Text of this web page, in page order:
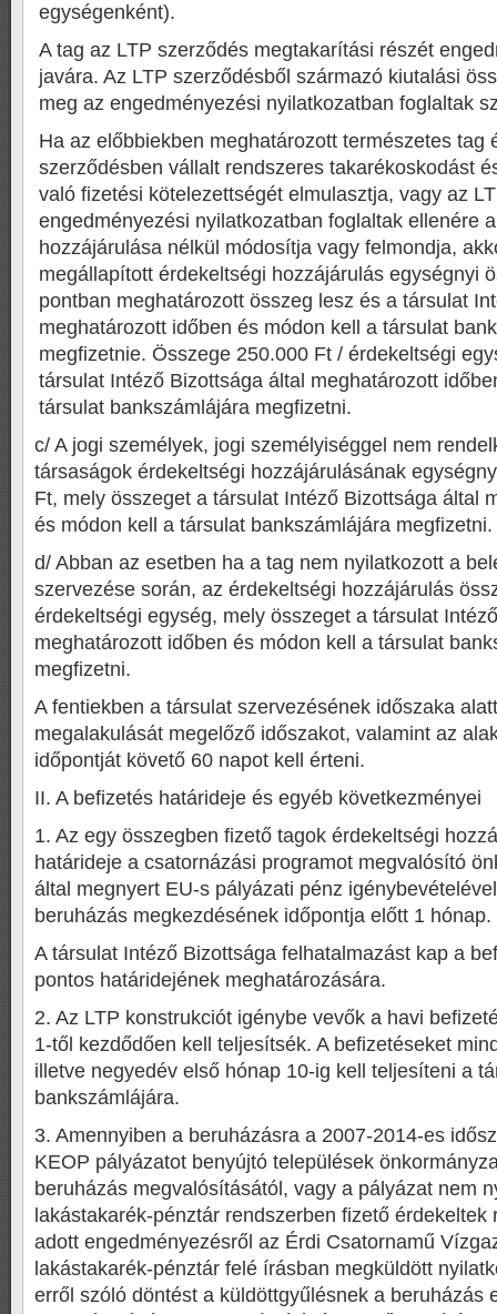
egységenként).
A tag az LTP szerződés megtakarítási részét
javára. Az LTP szerződésből származó kiutalási
meg az engedményezési nyilatkozatban foglaltak
Ha az előbbiekben meghatározott természetes tag
szerződésben vállalt rendszeres takarékoskodást
való fizetési kötelezettségét elmulasztja, vagy az
engedményezési nyilatkozatban foglaltak ellenére
hozzájárulása nélkül módosítja vagy felmondja,
megállapított érdekeltségi hozzájárulás egységnyi
pontban meghatározott összeg lesz és a társulat
meghatározott időben és módon kell a társulat
megfizetnie. Összege 250.000 Ft / érdekeltségi
társulat Intéző Bizottsága által meghatározott
társulat bankszámlájára megfizetni.
c/ A jogi személyek, jogi személyiséggel nem
társaságok érdekeltségi hozzájárulásának
Ft, mely összeget a társulat Intéző Bizottsága által
és módon kell a társulat bankszámlájára megfizetni.
d/ Abban az esetben ha a tag nem nyilatkozott a
szervezése során, az érdekeltségi hozzájárulás
érdekeltségi egység, mely összeget a társulat
meghatározott időben és módon kell a társulat
megfizetni.
A fentiekben a társulat szervezésének időszaka
megalakulását megelőző időszakot, valamint az
időpontját követő 60 napot kell érteni.
II. A befizetés határideje és egyéb következményei
1. Az egy összegben fizető tagok érdekeltségi
határideje a csatornázási programot megvalósító
által megnyert EU-s pályázati pénz
beruházás megkezdésének időpontja előtt 1 hónap.
A társulat Intéző Bizottsága felhatalmazást kap a
pontos határidejének meghatározására.
2. Az LTP konstrukciót igénybe vevők a havi
1-től kezdődően kell teljesítsék. A befizetéseket
illetve negyedév első hónap 10-ig kell teljesíteni a
bankszámlájára.
3. Amennyiben a beruházásra a 2007-2014-es
KEOP pályázatot benyújtó települések
beruházás megvalósításától, vagy a pályázat nem
lakástakarék-pénztár rendszerben fizető érdekeltek
adott engedményezésről az Érdi Csatornamű
lakástakarék-pénztár felé írásban megküldött
erről szóló döntést a küldöttgyűlésnek a beruházás